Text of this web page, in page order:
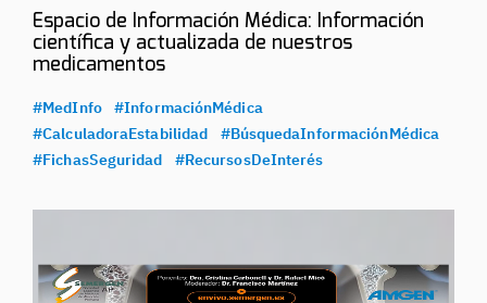
Espacio de Información Médica: Información
científica y actualizada de nuestros
medicamentos
#MedInfo
#InformaciónMédica
#CalculadoraEstabilidad
#BúsquedaInformaciónMédica
#FichasSeguridad
#RecursosDeInterés